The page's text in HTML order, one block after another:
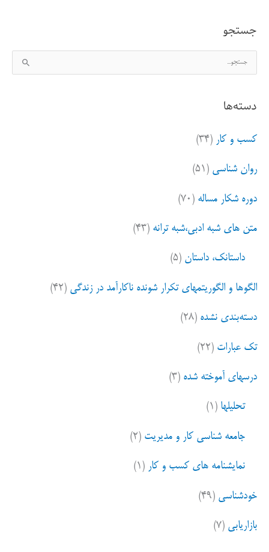
،کویر
کویر
نیست
جستجو
س
ج
ا
دسته‌ها
کسب و کار (۳۴)
روان شناسی (۵۱)
دوره شکار مساله (۷۰)
متن های شبه ادبی،شبه ترانه (۴۳)
داستانک، داستان (۵)
الگوها و الگوریتمهای تکرار شونده ناکارآمد در زندگی (۴۲)
دسته‌بندی نشده (۲۸)
تک عبارات (۲۲)
درسهای آموخته شده (۳)
تحلیلها (۱)
جامعه شناسی کار و مدیریت (۲)
نمایشنامه های کسب و کار (۱)
خودشناسی (۴۹)
بازاریابی (۷)